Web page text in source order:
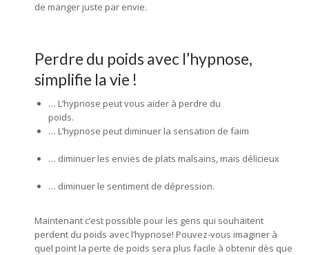
de manger juste par envie.
Perdre du poids avec l’hypnose,
simplifie la vie !
… L’hypnose peut vous aider à perdre du
poids.
… L’hypnose peut diminuer la sensation de faim
… diminuer les envies de plats malsains, mais délicieux
… diminuer le sentiment de dépression.
Maintenant c’est possible pour les gens qui souhaitent
perdent du poids avec l’hypnose! Pouvez-vous imaginer à
quel point la perte de poids sera plus facile à obtenir dès que